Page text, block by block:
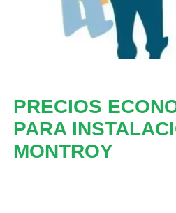
PRECIOS
PARA
MONTROY